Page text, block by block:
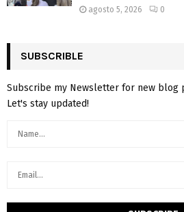
agosto 5, 2026 0
SUBSCRIBLE
Subscribe my Newsletter for new blog
Let's stay updated!